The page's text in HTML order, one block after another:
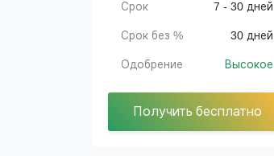
Срок 7 - 30 дней
Срок без % 30 дней
Одобрение Высокое
Получить бесплатно